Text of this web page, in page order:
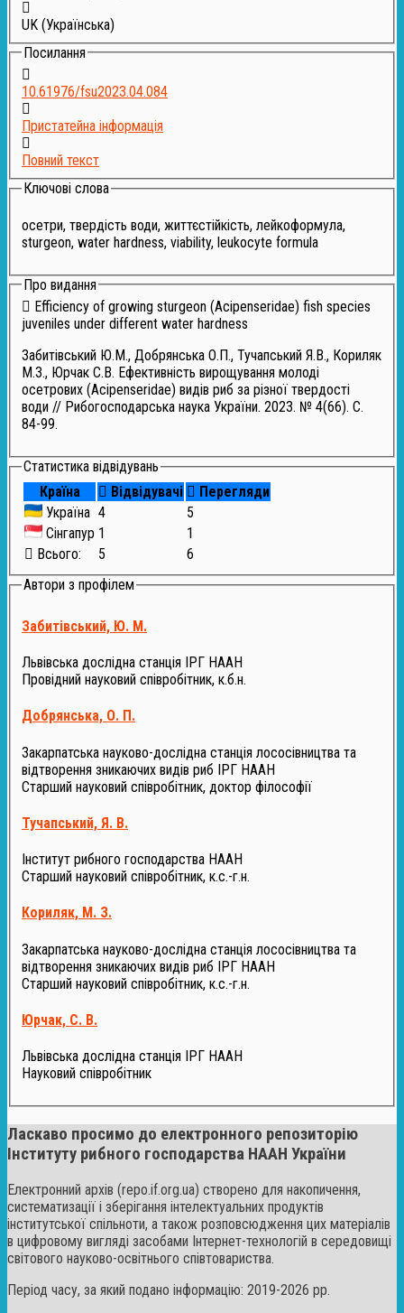
UK (Українська)
Посилання
10.61976/fsu2023.04.084
Пристатейна інформація
Повний текст
Ключові слова
осетри, твердість води, життєстійкість, лейкоформула,
sturgeon, water hardness, viability, leukocyte formula
Про видання
Efficiency of growing sturgeon (Acipenseridae) fish species
juveniles under different water hardness
Забитівський Ю.М., Добрянська О.П., Тучапський Я.В., Кориляк
М.З., Юрчак С.В. Ефективність вирощування молоді
осетрових (Acipenseridae) видів риб за різної твердості
води // Рибогосподарська наука України. 2023. № 4(66). С.
84-99.
Статистика відвідувань
Країна
Відвідувачі
Перегляди
Україна 4
5
Сінгапур 1
1
Всього:
5
6
Автори з профілем
Забитівський, Ю. М.
Львівська дослідна станція ІРГ НААН
Провідний науковий співробітник, к.б.н.
Добрянська, О. П.
Закарпатська науково-дослідна станція лососівництва та
відтворення зникаючих видів риб ІРГ НААН
Старший науковий співробітник, доктор філософії
Тучапський, Я. В.
Інститут рибного господарства НААН
Старший науковий співробітник, к.с.-г.н.
Кориляк, М. З.
Закарпатська науково-дослідна станція лососівництва та
відтворення зникаючих видів риб ІРГ НААН
Старший науковий співробітник, к.с.-г.н.
Юрчак, С. В.
Львівська дослідна станція ІРГ НААН
Науковий співробітник
Ласкаво просимо до електронного репозиторію
Інституту рибного господарства НААН України
Електронний архів (repo.if.org.ua) створено для накопичення,
систематизації і зберігання інтелектуальних продуктів
інститутської спільноти, а також розповсюдження цих матеріалів
в цифровому вигляді засобами Інтернет-технологій в середовищі
світового науково-освітнього співтовариства.
Період часу, за який подано інформацію: 2019-2026 рр.